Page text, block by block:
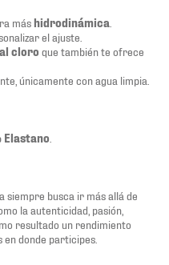
máshidrodinámica
el ajuste.
cloro que también te ofrece
únicamente con agua limpia.
siempre busca ir más allá de
la autenticidad, pasión,
resultado un rendimiento
donde participes.